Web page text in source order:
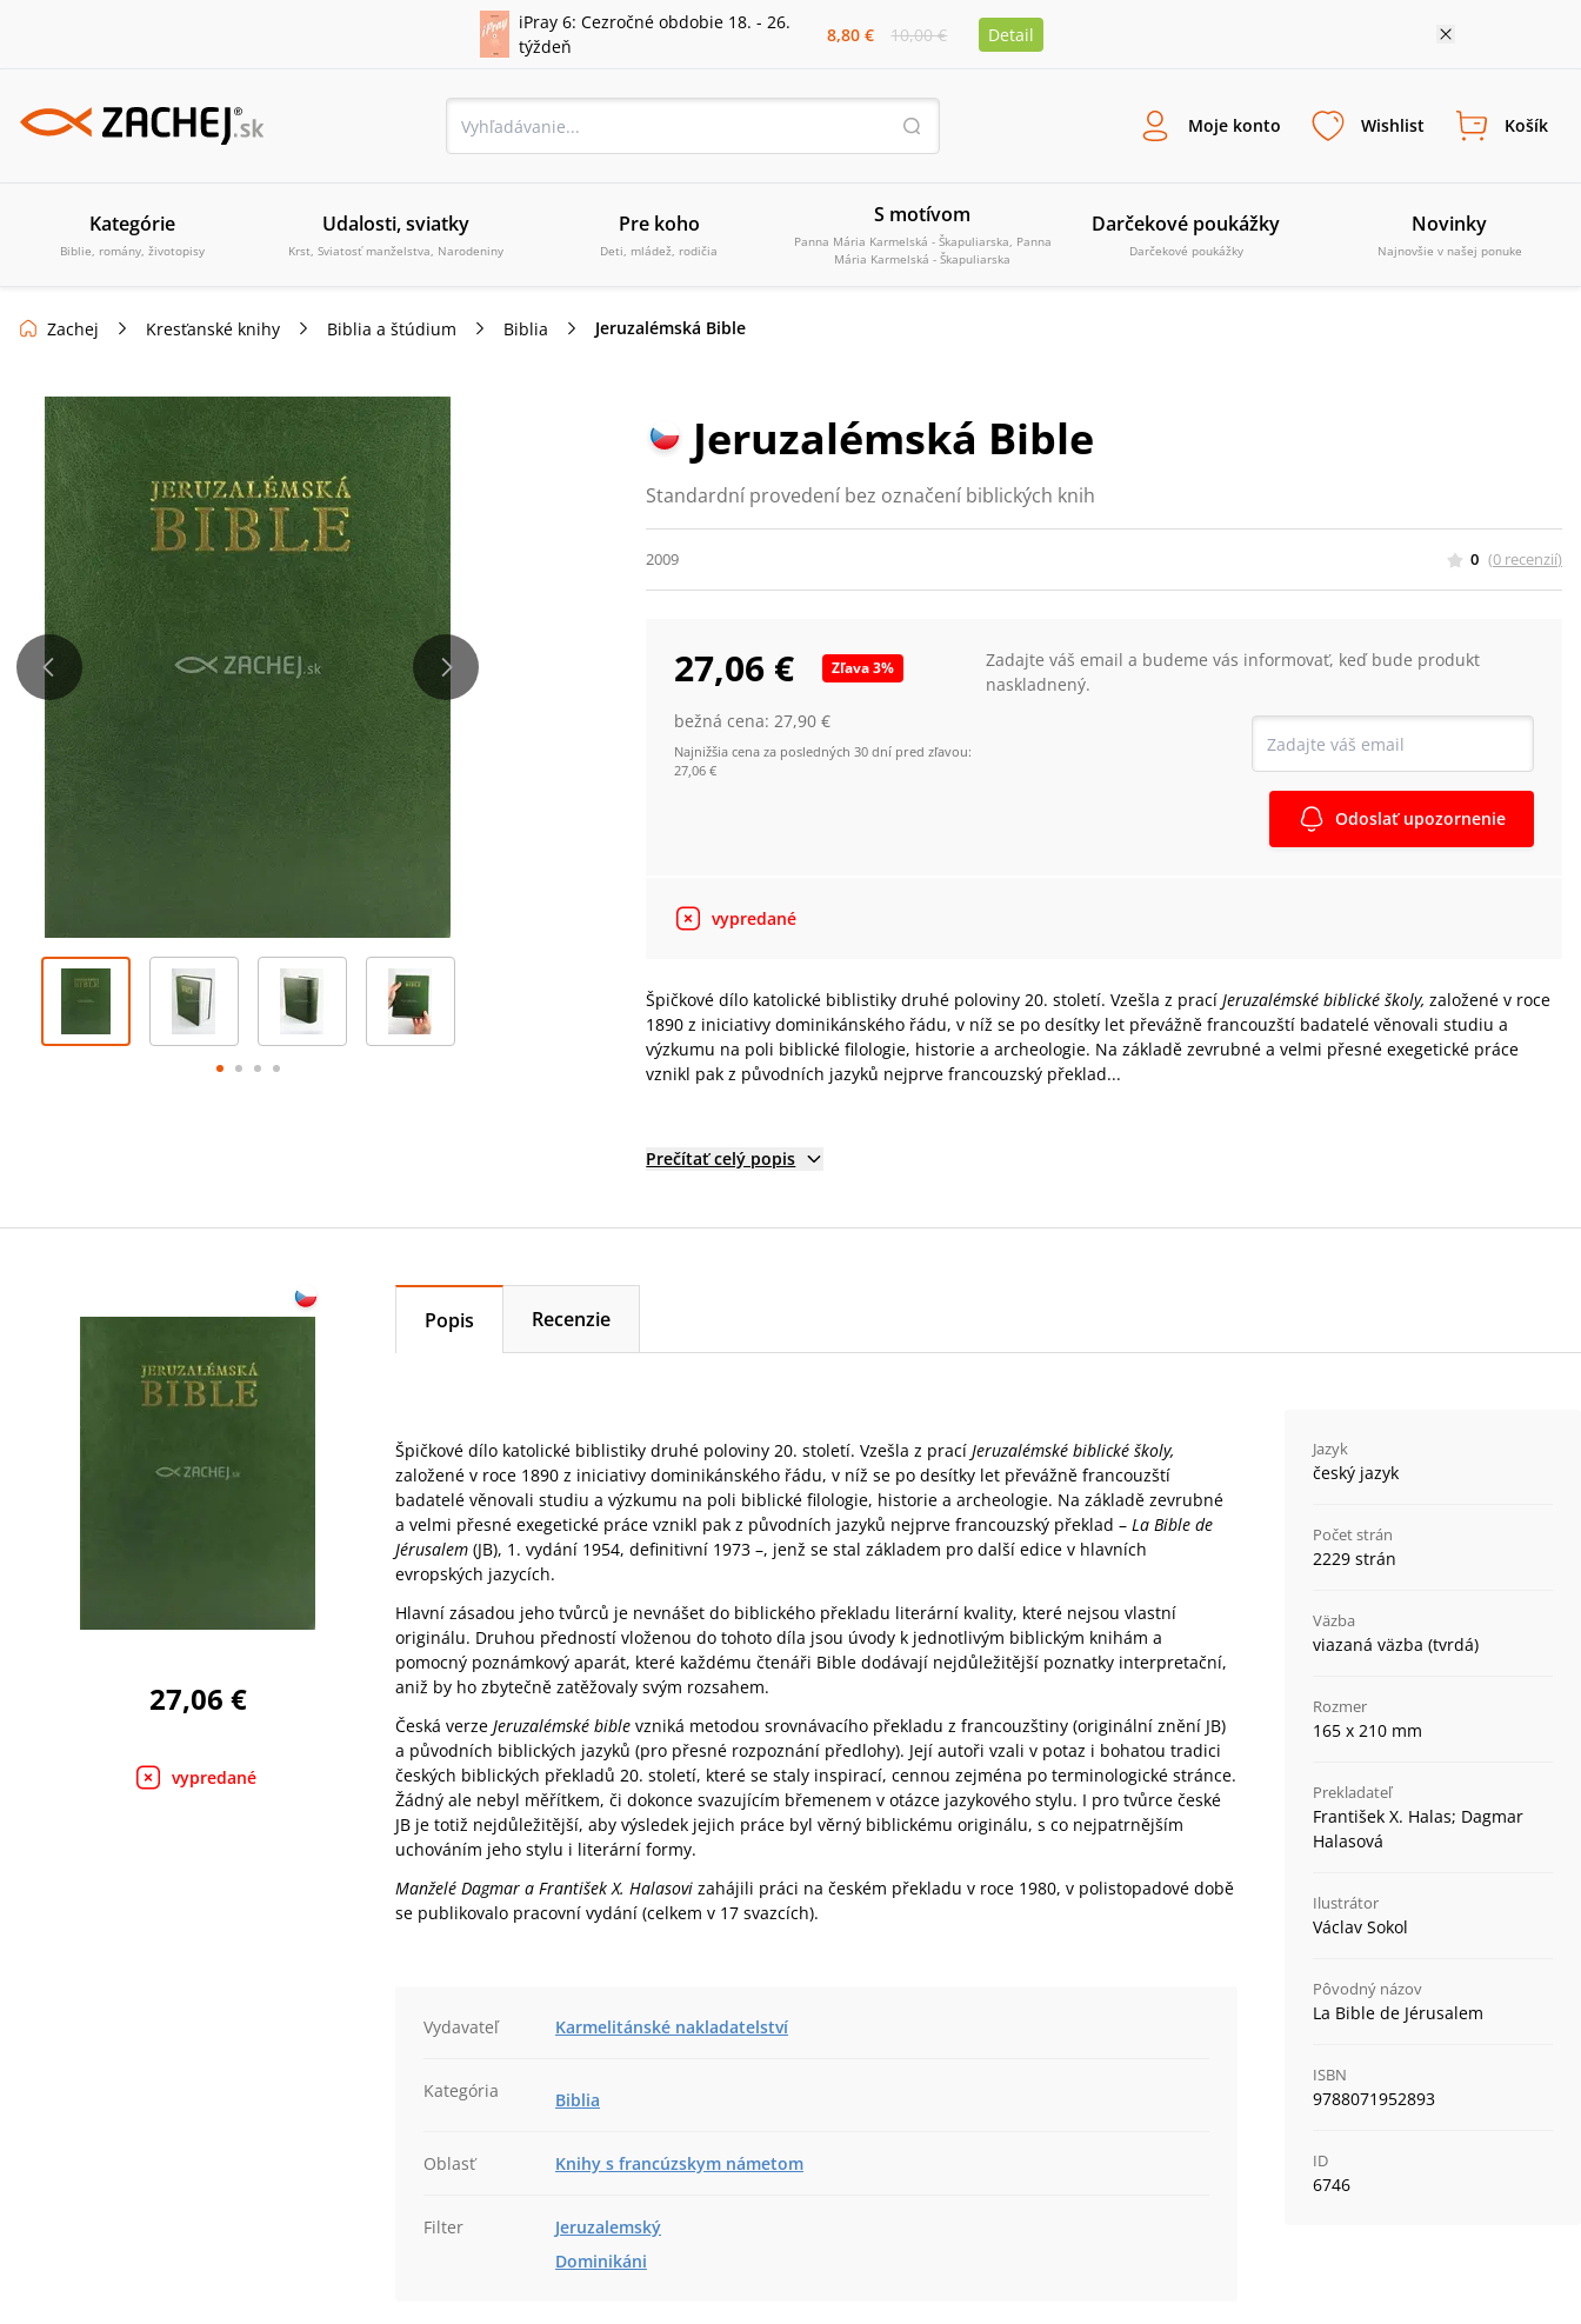
iPray 6: Cezročné obdobie 18. - 26.
týždeň
8,80 € 10,00 € Detail
Moje konto Wishlist Košík
Kategórie
Biblie, romány, životopisy
Udalosti, sviatky
Krst, Sviatosť manželstva, Narodeniny
Pre koho
Deti, mládež, rodičia
S motívom
Panna Mária Karmelská - Škapuliarska, Panna
Mária Karmelská - Škapuliarska
Darčekové poukážky
Darčekové poukážky
Novinky
Najnovšie v našej ponuke
Zachej Kresťanské knihy Biblia a štúdium Biblia Jeruzalémská Bible
Jeruzalémská Bible
Standardní provedení bez označení biblických knih
2009 0 (0 recenzií)
27,06 € Zľava3%
bežná cena:27,90 €
Najnižšia cena za posledných 30 dní pred zľavou:
27,06 €
Zadajte váš email a budeme vás informovať, keď bude produkt
naskladnený.
Odoslať upozornenie
vypredané
Špičkové dílo katolické biblistiky druhé poloviny 20. století. Vzešla z pracíJeruzalémské biblické školy,založené v roce
1890 z iniciativy dominikánského řádu, v níž se po desítky let převážně francouzští badatelé věnovali studiu a
výzkumu na poli biblické filologie, historie a archeologie. Na základě zevrubné a velmi přesné exegetické práce
vznikl pak z původních jazyků nejprve francouzský překlad...
Prečítať celý popis
27,06 €
vypredané
Popis Recenzie
Špičkové dílo katolické biblistiky druhé poloviny 20. století. Vzešla z prací Jeruzalémské biblické školy,
založené v roce 1890 z iniciativy dominikánského řádu, v níž se po desítky let převážně francouzští
badatelé věnovali studiu a výzkumu na poli biblické filologie, historie a archeologie. Na základě zevrubné
a velmi přesné exegetické práce vznikl pak z původních jazyků nejprve francouzský překlad – La Bible de
Jérusalem (JB), 1. vydání 1954, definitivní 1973 –, jenž se stal základem pro další edice v hlavních
evropských jazycích.
Hlavní zásadou jeho tvůrců je nevnášet do biblického překladu literární kvality, které nejsou vlastní
originálu. Druhou předností vloženou do tohoto díla jsou úvody k jednotlivým biblickým knihám a
pomocný poznámkový aparát, které každému čtenáři Bible dodávají nejdůležitější poznatky interpretační,
aniž by ho zbytečně zatěžovaly svým rozsahem.
Česká verze Jeruzalémské bible vzniká metodou srovnávacího překladu z francouzštiny (originální znění JB)
a původních biblických jazyků (pro přesné rozpoznání předlohy). Její autoři vzali v potaz i bohatou tradici
českých biblických překladů 20. století, které se staly inspirací, cennou zejména po terminologické stránce.
Žádný ale nebyl měřítkem, či dokonce svazujícím břemenem v otázce jazykového stylu. I pro tvůrce české
JB je totiž nejdůležitější, aby výsledek jejich práce byl věrný biblickému originálu, s co nejpatrnějším
uchováním jeho stylu i literární formy.
Manželé Dagmar a František X. Halasovi zahájili práci na českém překladu v roce 1980, v polistopadové době
se publikovalo pracovní vydání (celkem v 17 svazcích).
Vydavateľ Karmelitánské nakladatelství
Kategória Biblia
Oblasť Knihy s francúzskym námetom
Filter
Jeruzalemský
Dominikáni
Jazyk
český jazyk
Počet strán
2229 strán
Väzba
viazaná väzba (tvrdá)
Rozmer
165 x 210 mm
Prekladateľ
František X. Halas; Dagmar
Halasová
Ilustrátor
Václav Sokol
Pôvodný názov
La Bible de Jérusalem
ISBN
9788071952893
ID
6746